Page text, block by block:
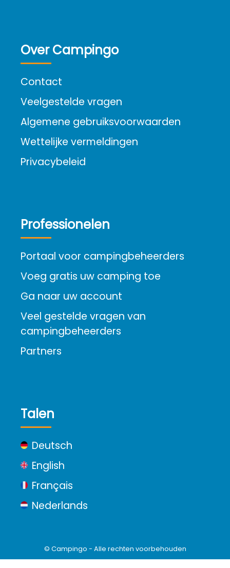
Over Campingo
Contact
Veelgestelde vragen
Algemene gebruiksvoorwaarden
Wettelijke vermeldingen
Privacybeleid
Professionelen
Portaal voor campingbeheerders
Voeg gratis uw camping toe
Ga naar uw account
Veel gestelde vragen van
campingbeheerders
Partners
Talen
Deutsch
English
Français
Nederlands
© Campingo - Alle rechten voorbehouden